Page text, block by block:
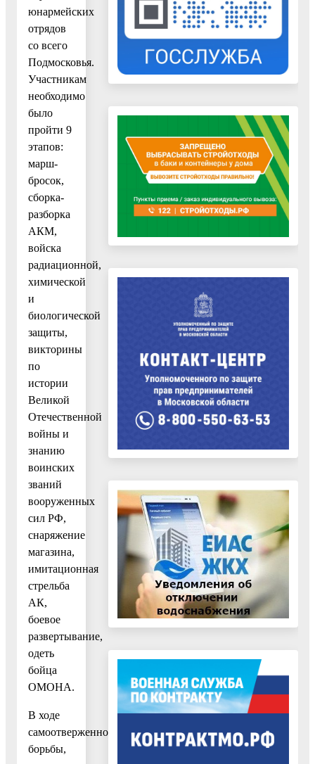
юнармейских
отрядов
со всего
Подмосковья.
Участникам
необходимо
было
пройти 9
этапов:
марш-
бросок,
сборка-
разборка
АКМ,
войска
радиационной,
химической
и
биологической
защиты,
викторины
по
истории
Великой
Отечественной
войны и
знанию
воинских
званий
вооруженных
сил РФ,
снаряжение
магазина,
имитационная
стрельба
АК,
боевое
развертывание,
одеть
бойца
ОМОНА.
В ходе
самоотверженной
борьбы,